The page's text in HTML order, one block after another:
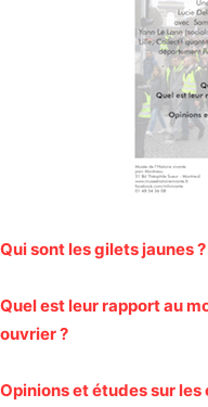
Qui sont les gilets jaunes ?
Quel est leur rapport au
ouvrier ?
Opinions et études sur